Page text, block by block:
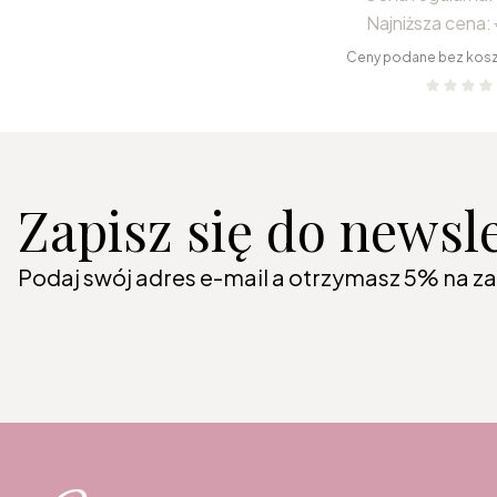
Najniższa cena:
Ceny podane bez
Zapisz się do
Podaj swój adres e-mail a otrzymasz 5% na